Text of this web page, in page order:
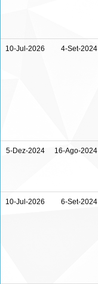
10-Jul-2026 4-Set-2024
5-Dez-2024 16-Ago-2024
10-Jul-2026 6-Set-2024